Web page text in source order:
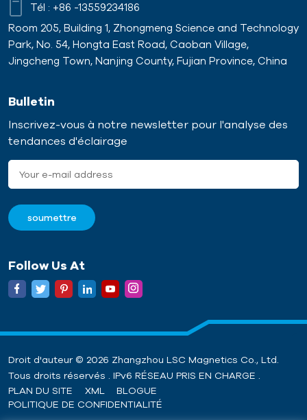
Tél : +86 -13559234186
Room 205, Building 1, Zhongmeng Science and Technology
Park, No. 54, Hongta East Road, Caoban Village,
Jingcheng Town, Nanjing County, Fujian Province, China
Bulletin
Inscrivez-vous à notre newsletter pour l'analyse des
tendances d'éclairage
Follow Us At
Droit d'auteur © 2026 Zhangzhou LSC Magnetics Co., Ltd.
Tous droits réservés . IPv6 RÉSEAU PRIS EN CHARGE .
PLAN DU SITE
XML
BLOGUE
POLITIQUE DE CONFIDENTIALITÉ